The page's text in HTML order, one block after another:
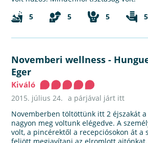
5
5 5 5
Novemberi wellness-
Eger
Kiváló
2015. július 24. a párjával járt itt
Novemberben töltöttünk itt 2 éjszakát
nagyon meg voltunk elégedve. A
volt, a pincérektől a recepciósokon át a